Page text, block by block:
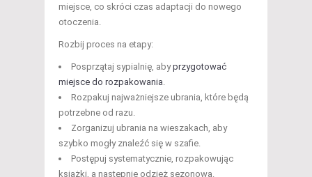
miejsce, co skróci czas adaptacji do nowego
otoczenia.
Rozbij proces na etapy:
Posprzątaj sypialnię, abyprzygotować
miejsce do rozpakowania.
Rozpakuj najważniejsze ubrania, które będą
potrzebne od razu.
Zorganizuj ubrania na wieszakach, aby
szybko mogły znaleźć się w szafie.
Postępuj systematycznie, rozpakowując
książki, a następnie odzież sezonową.